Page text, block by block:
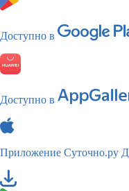
Доступно в
Доступно в
Приложение Суточно.ру